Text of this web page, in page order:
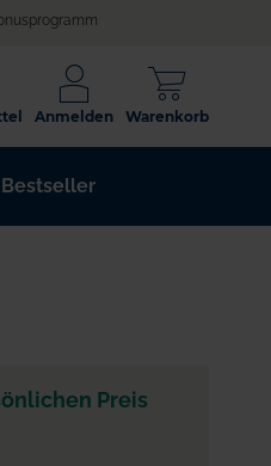
Warenkorb
Anmelden
Bestseller
Preis